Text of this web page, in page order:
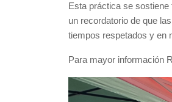
Esta práctica se
un recordatorio de que
tiempos respetados y en
Para mayor información